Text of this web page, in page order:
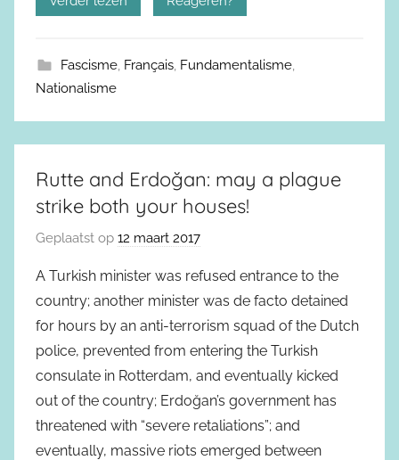
Fascisme, Français, Fundamentalisme,
Nationalisme
Rutte and Erdoğan: may a plague
strike both your houses!
Geplaatst op 12 maart 2017
A Turkish minister was refused entrance to the
country; another minister was de facto detained
for hours by an anti-terrorism squad of the Dutch
police, prevented from entering the Turkish
consulate in Rotterdam, and eventually kicked
out of the country; Erdoğan’s government has
threatened with “severe retaliations”; and
eventually, massive riots emerged between